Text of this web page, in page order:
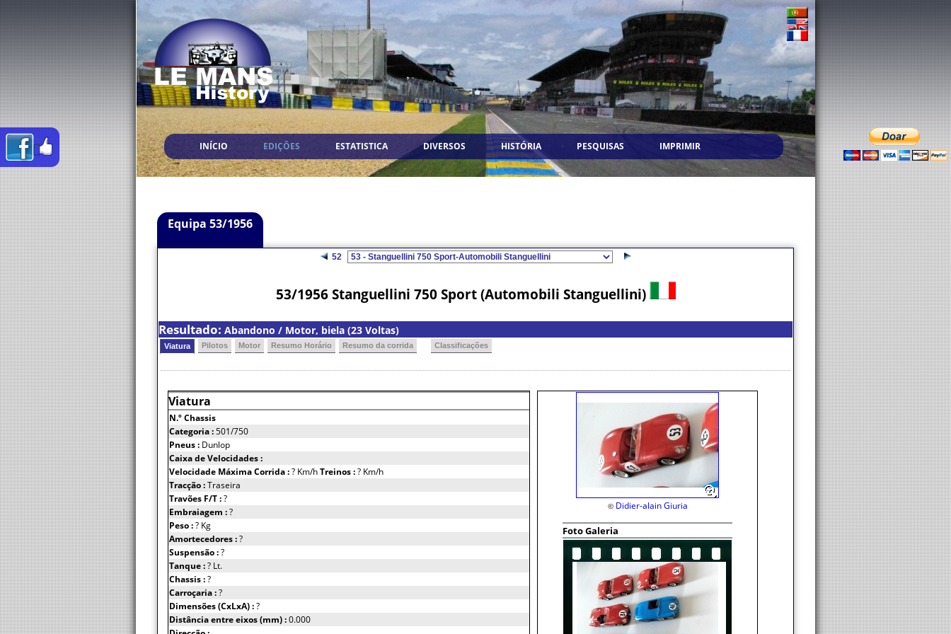
INÍCIO EDIÇÕES ESTATISTICA DIVERSOS HISTÓRIA PESQUISAS IMPRIMIR
Equipa 53/1956
52
53/1956 Stanguellini 750 Sport (Automobili Stanguellini)
Resultado: Abandono / Motor, biela (23 Voltas)
Viatura Pilotos Motor Resumo Horário Resumo da corrida Classificações
Viatura
N.º Chassis
Categoria :501/750
Pneus : Dunlop
Caixa de Velocidades :
Velocidade Máxima Corrida :? Km/hTreinos :? Km/h
Tracção :Traseira
Travões F/T :?
Embraiagem :?
Peso :? Kg
Amortecedores :?
Suspensão :?
Tanque :? Lt.
Chassis :?
Carroçaria :?
Dimensões (CxLxA) :?
Distância entre eixos (mm) :0.000
© Didier-alain Giuria
Foto Galeria